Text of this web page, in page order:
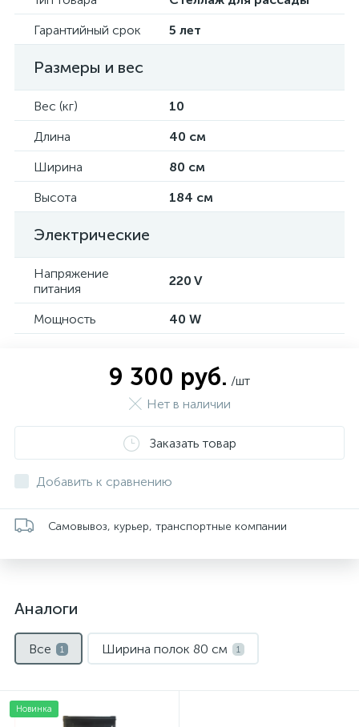
Гарантийный срок
5 лет
Размеры и вес
Вес (кг)
10
Длина
40 см
Ширина
80 см
Высота
184 см
Электрические
Напряжение
питания
220 V
Мощность 40 W
9 300 руб. /шт
Нет в наличии
Заказать товар
Добавить к сравнению
Самовывоз, курьер, транспортные компании
Аналоги
Все 1 Ширина полок 80 см 1
Новинка